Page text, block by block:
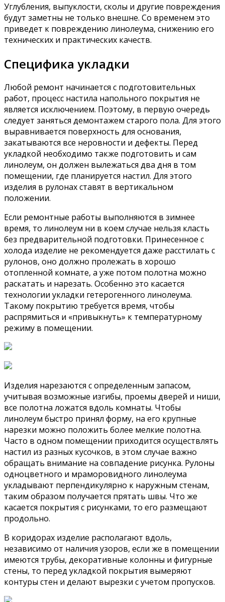
Углубления, выпуклости, сколы и другие повреждения
будут заметны не только внешне. Со временем это
приведет к повреждению линолеума, снижению его
технических и практических качеств.
Специфика укладки
Любой ремонт начинается с подготовительных
работ, процесс настила напольного покрытия не
является исключением. Поэтому, в первую очередь
следует заняться демонтажем старого пола. Для этого
выравнивается поверхность для основания,
закатываются все неровности и дефекты. Перед
укладкой необходимо также подготовить и сам
линолеум, он должен вылежаться два дня в том
помещении, где планируется настил. Для этого
изделия в рулонах ставят в вертикальном
положении.
Если ремонтные работы выполняются в зимнее
время, то линолеум ни в коем случае нельзя класть
без предварительной подготовки. Принесенное с
холода изделие не рекомендуется даже расстилать с
рулонов, оно должно пролежать в хорошо
отопленной комнате, а уже потом полотна можно
раскатать и нарезать. Особенно это касается
технологии укладки гетерогенного линолеума.
Такому покрытию требуется время, чтобы
распрямиться и «привыкнуть» к температурному
режиму в помещении.
Изделия нарезаются с определенным запасом,
учитывая возможные изгибы, проемы дверей и ниши,
все полотна ложатся вдоль комнаты. Чтобы
линолеум быстро принял форму, на его крупные
нарезки можно положить более мелкие полотна.
Часто в одном помещении приходится осуществлять
настил из разных кусочков, в этом случае важно
обращать внимание на совпадение рисунка. Рулоны
одноцветного и мраморовидного линолеума
укладывают перпендикулярно к наружным стенам,
таким образом получается прятать швы. Что же
касается покрытия с рисунками, то его размещают
продольно.
В коридорах изделие располагают вдоль,
независимо от наличия узоров, если же в помещении
имеются трубы, декоративные колонны и фигурные
стены, то перед укладкой покрытия вымеряют
контуры стен и делают вырезки с учетом пропусков.